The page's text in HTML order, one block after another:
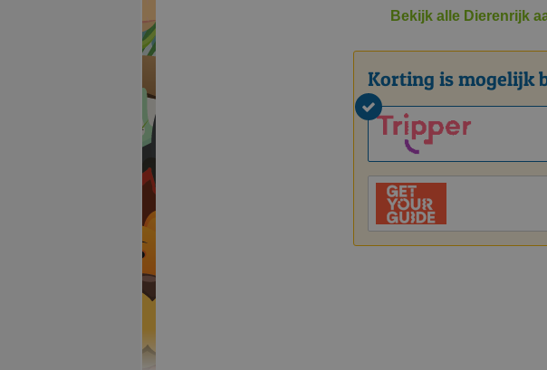
Bekijk alle Dierenrijk
Korting is mogelijk